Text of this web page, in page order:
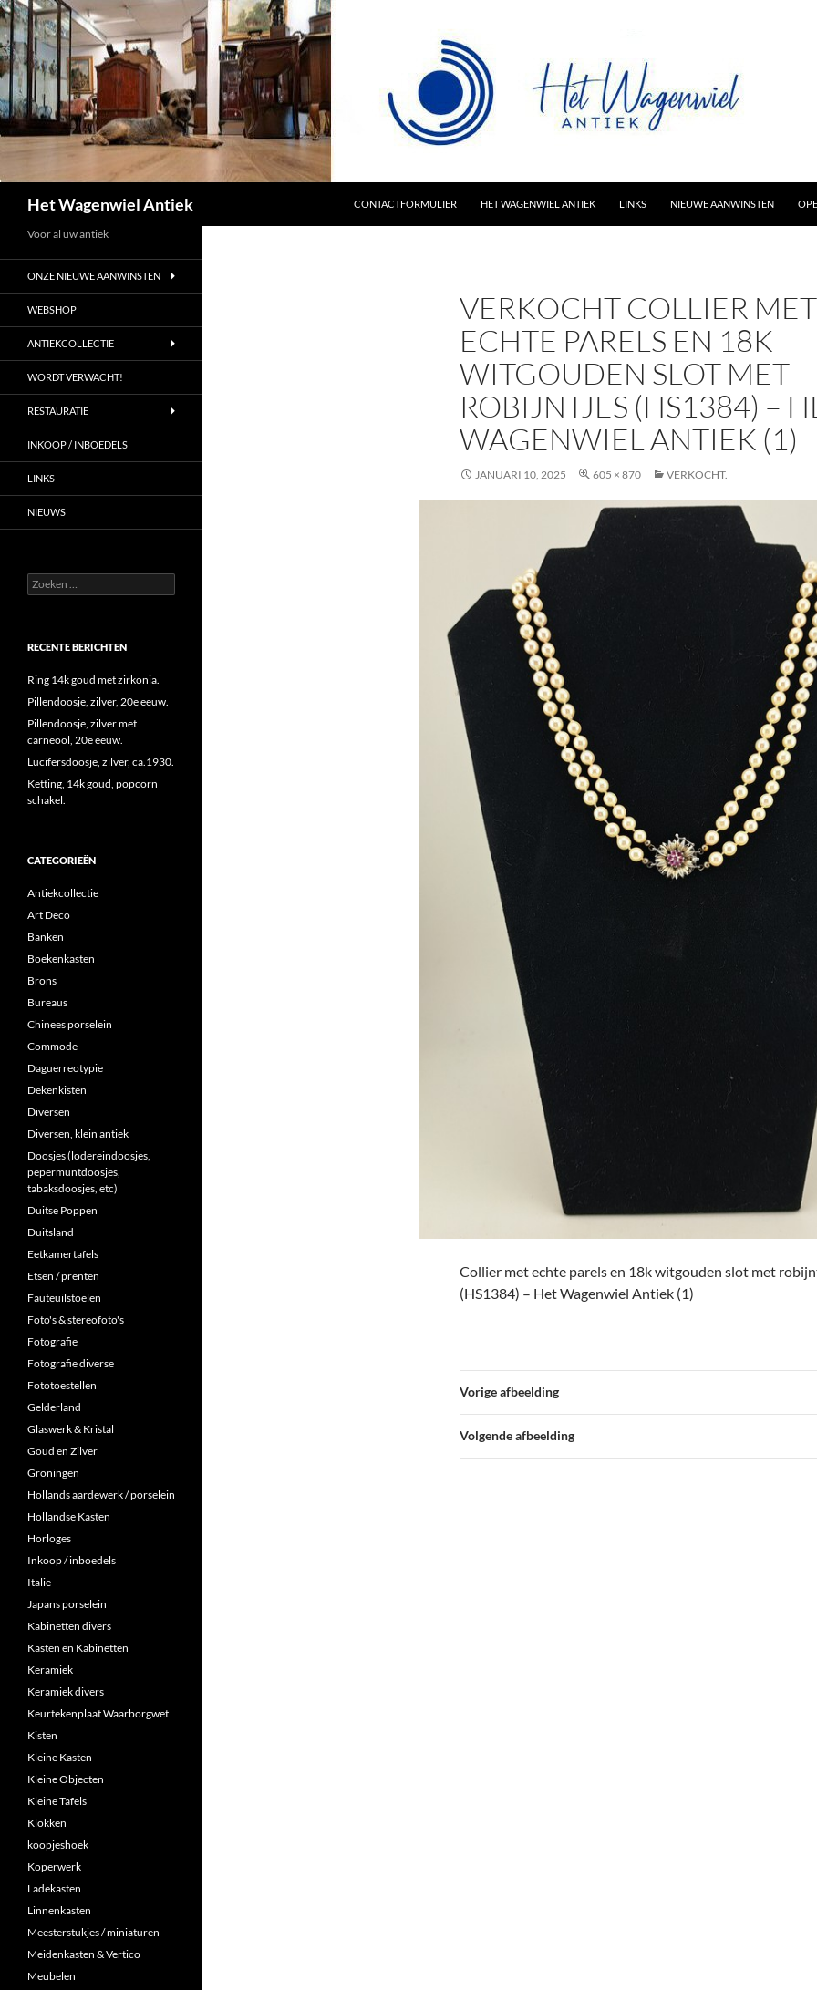
Het Wagenwiel Antiek
CONTACTFORMULIER
HET WAGENWIEL ANTIEK LINKS NIEUWE AANWINSTEN
VERKOCHT COLLIER MET
ECHTE PARELS EN 18K
WITGOUDEN SLOT MET
ROBIJNTJES (HS1384) –
WAGENWIEL ANTIEK (1)
JANUARI 10, 2025 605 × 870 VERKOCHT.
Collier met echte parels en 18k witgouden slot met
(HS1384) – Het Wagenwiel Antiek (1)
Vorige afbeelding
Volgende afbeelding
Voor al uw antiek
ONZE NIEUWE AANWINSTEN
WEBSHOP
ANTIEKCOLLECTIE
WORDT VERWACHT!
RESTAURATIE
INKOOP / INBOEDELS
LINKS
NIEUWS
Zoeken
naar:
RECENTE BERICHTEN
Ring 14k goud met zirkonia.
Pillendoosje, zilver, 20e eeuw.
Pillendoosje, zilver met
carneool, 20e eeuw.
Lucifersdoosje, zilver, ca.1930.
Ketting, 14k goud, popcorn
schakel.
CATEGORIEËN
Antiekcollectie
Art Deco
Banken
Boekenkasten
Brons
Bureaus
Chinees porselein
Commode
Daguerreotypie
Dekenkisten
Diversen
Diversen, klein antiek
Doosjes (lodereindoosjes,
pepermuntdoosjes,
tabaksdoosjes, etc)
Duitse Poppen
Duitsland
Eetkamertafels
Etsen / prenten
Fauteuilstoelen
Foto's & stereofoto's
Fotografie
Fotografie diverse
Fototoestellen
Gelderland
Glaswerk & Kristal
Goud en Zilver
Groningen
Hollands aardewerk / porselein
Hollandse Kasten
Horloges
Inkoop / inboedels
Italie
Japans porselein
Kabinetten divers
Kasten en Kabinetten
Keramiek
Keramiek divers
Keurtekenplaat Waarborgwet
Kisten
Kleine Kasten
Kleine Objecten
Kleine Tafels
Klokken
koopjeshoek
Koperwerk
Ladekasten
Linnenkasten
Meesterstukjes / miniaturen
Meidenkasten & Vertico
Meubelen